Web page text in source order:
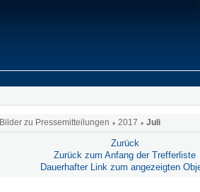
Bilder zu Pressemitteilungen 2017 Juli
Zurück
Zurück zum Anfang der Trefferliste
Dauerhafter Link zum angezeigten